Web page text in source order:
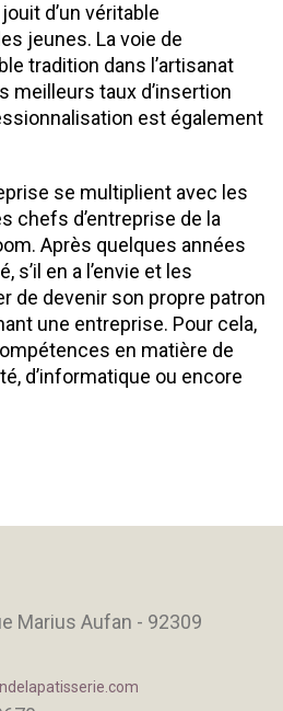
d’un véritable
jeunes. La voie de
tradition dans l’artisanat
meilleurs taux d’insertion
est également
se multiplient avec les
chefs d’entreprise de la
Après quelques années
s’il en a l’envie et les
de devenir son propre patron
une entreprise. Pour cela,
en matière de
d’informatique ou encore
Marius Aufan - 92309